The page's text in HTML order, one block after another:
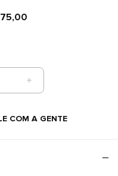
COM A GENTE